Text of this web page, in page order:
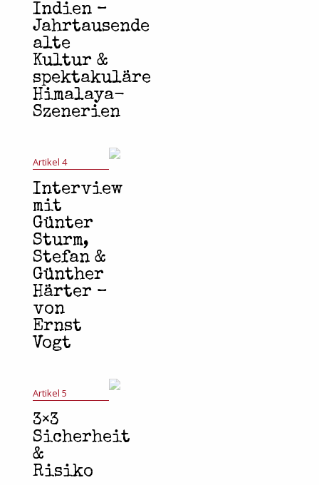
Indien –
Jahrtausende
alte
Kultur &
spektakuläre
Himalaya-
Szenerien
Artikel 4
Interview
mit
Günter
Sturm,
Stefan &
Günther
Härter –
von
Ernst
Vogt
Artikel 5
3×3
Sicherheit
&
Risiko